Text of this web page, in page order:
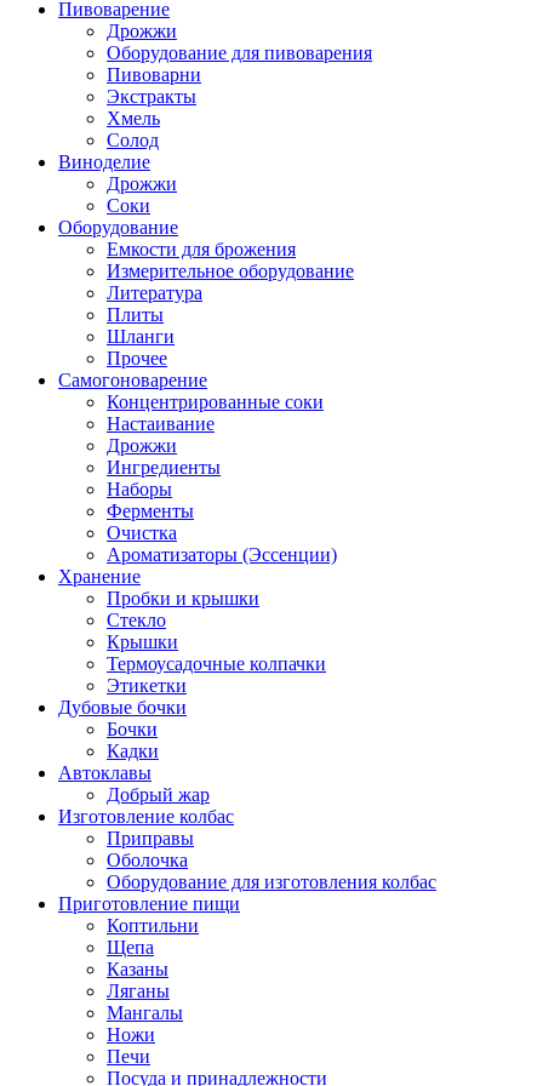
Пивоварение
Дрожжи
Оборудование для пивоварения
Пивоварни
Экстракты
Хмель
Солод
Виноделие
Дрожжи
Соки
Оборудование
Емкости для брожения
Измерительное оборудование
Литература
Плиты
Шланги
Прочее
Самогоноварение
Концентрированные соки
Настаивание
Дрожжи
Ингредиенты
Наборы
Ферменты
Очистка
Ароматизаторы (Эссенции)
Хранение
Пробки и крышки
Стекло
Крышки
Термоусадочные колпачки
Этикетки
Дубовые бочки
Бочки
Кадки
Автоклавы
Добрый жар
Изготовление колбас
Приправы
Оболочка
Оборудование для изготовления колбас
Приготовление пищи
Коптильни
Щепа
Казаны
Ляганы
Мангалы
Ножи
Печи
Посуда и принадлежности